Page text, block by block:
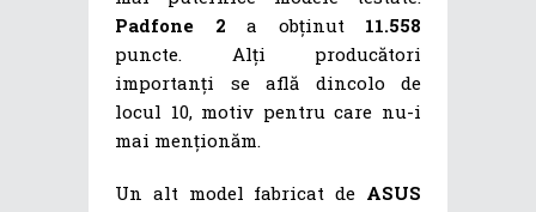
Padfone 2 a obținut 11.558
puncte. Alți producători
importanți se află dincolo de
locul 10, motiv pentru care nu-i
mai menționăm.
Un alt model fabricat de ASUS